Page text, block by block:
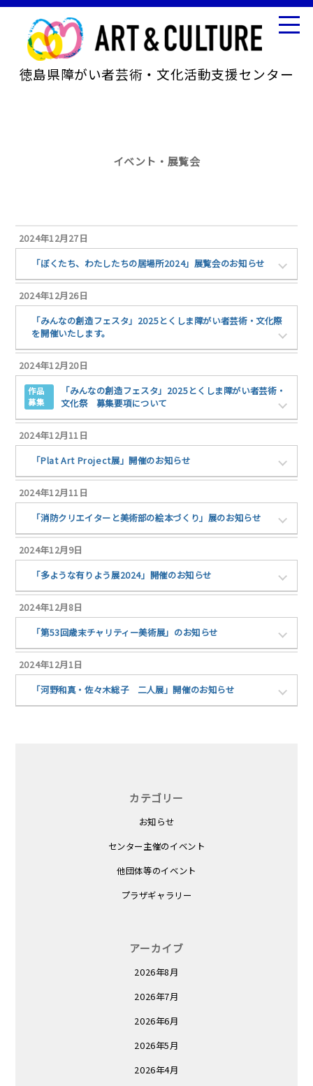
徳島県障がい者芸術・文化活動支援センター
イベント・展覧会
2024年12月27日
「ぼくたち、わたしたちの居場所2024」展覧会のお知らせ
2024年12月26日
「みんなの創造フェスタ」2025とくしま障がい者芸術・文化際
を開催いたします。
2024年12月20日
作品
募集
「みんなの創造フェスタ」2025とくしま障がい者芸術・
文化祭 募集要項について
2024年12月11日
「Plat Art Project展」開催のお知らせ
2024年12月11日
「消防クリエイターと美術部の絵本づくり」展のお知らせ
2024年12月9日
「多ような有りよう展2024」開催のお知らせ
2024年12月8日
「第53回歳末チャリティー美術展」のお知らせ
2024年12月1日
「河野和真・佐々木総子 二人展」開催のお知らせ
カテゴリー
お知らせ
センター主催のイベント
他団体等のイベント
プラザギャラリー
アーカイブ
2026年8月
2026年7月
2026年6月
2026年5月
2026年4月